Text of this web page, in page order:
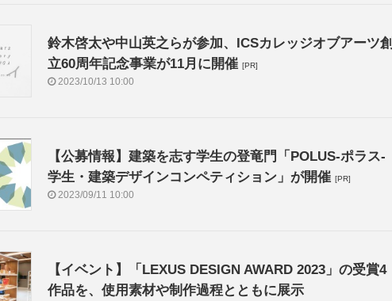
鈴木啓太や中山英之らが参加、ICSカレッジオブアーツ創
立60周年記念事業が11月に開催 [PR]
2023/10/13 10:00
【公募情報】建築を志す学生の登竜門「POLUS-ポラス-
学⽣・建築デザインコンペティション」が開催 [PR]
2023/09/11 10:00
【イベント】「LEXUS DESIGN AWARD 2023」の受賞4
作品を、使用素材や制作過程とともに展示